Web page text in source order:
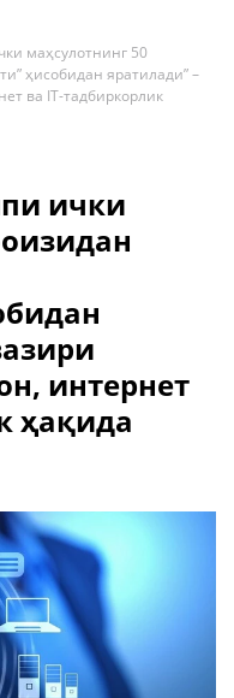
маҳсулотнинг 50
ҳисобидан яратилади” –
ва IT-тадбиркорлик
ички
интернет
ҳақида